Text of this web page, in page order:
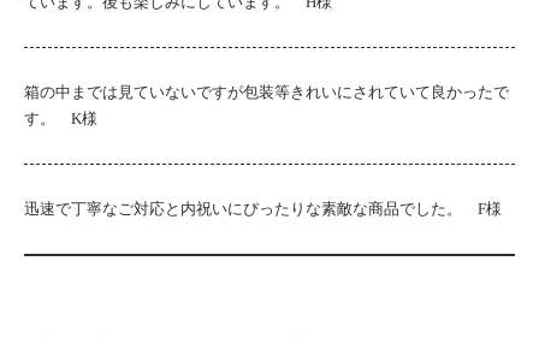
箱の中までは見ていないですが包装等きれいにされていて良かったで
す。 K様
迅速で丁寧なご対応と内祝いにぴったりな素敵な商品でした。 F様